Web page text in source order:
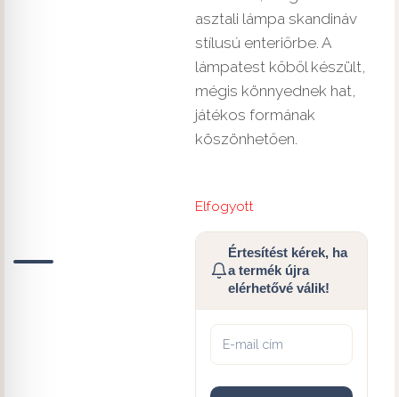
asztali lámpa skandináv
stílusú enteriőrbe. A
lámpatest kőből készült,
mégis könnyednek hat,
játékos formának
köszönhetően.
Elfogyott
Értesítést kérek, ha
a termék újra
elérhetővé válik!